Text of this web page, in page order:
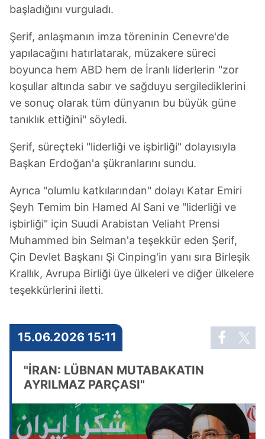
başladığını vurguladı.
Şerif, anlaşmanın imza töreninin Cenevre'de
yapılacağını hatırlatarak, müzakere süreci
boyunca hem ABD hem de İranlı liderlerin "zor
koşullar altında sabır ve sağduyu sergilediklerini
ve sonuç olarak tüm dünyanın bu büyük güne
tanıklık ettiğini" söyledi.
Şerif, süreçteki "liderliği ve işbirliği" dolayısıyla
Başkan Erdoğan'a şükranlarını sundu.
Ayrıca "olumlu katkılarından" dolayı Katar Emiri
Şeyh Temim bin Hamed Al Sani ve "liderliği ve
işbirliği" için Suudi Arabistan Veliaht Prensi
Muhammed bin Selman'a teşekkür eden Şerif,
Çin Devlet Başkanı Şi Cinping'in yanı sıra Birleşik
Krallık, Avrupa Birliği üye ülkeleri ve diğer ülkelere
teşekkürlerini iletti.
15.06.2026 15:11
"İRAN: LÜBNAN MUTABAKATIN
AYRILMAZ PARÇASI"